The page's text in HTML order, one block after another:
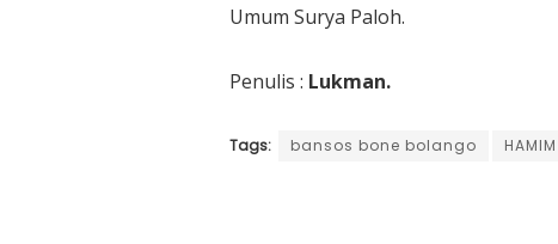
Umum Surya Paloh.
Penulis : Lukman.
Tags: bansos bone bolango